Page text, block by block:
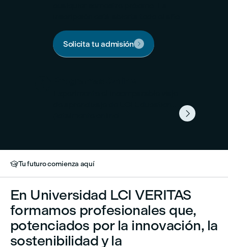
Solicita tu admisión 

Tu futuro comienza aquí
En Universidad LCI VERITAS
formamos profesionales que,
potenciados por la innovación, la
sostenibilidad y la